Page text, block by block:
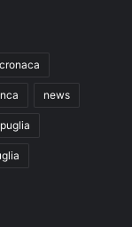
cronaca
news
puglia